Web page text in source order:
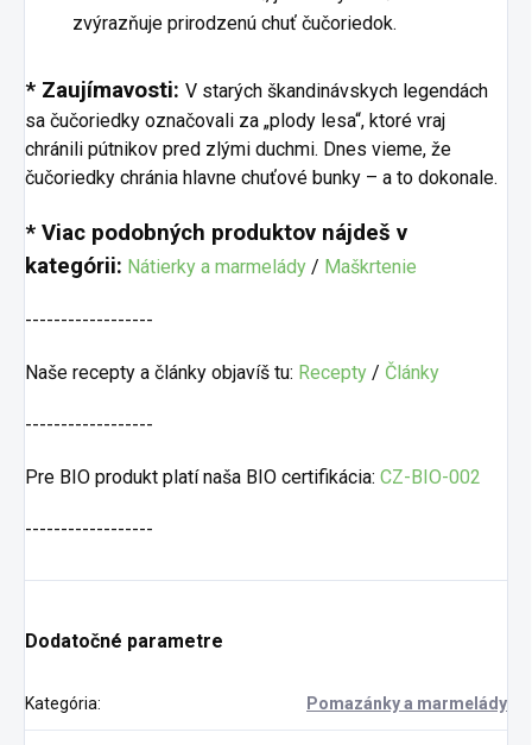
zvýrazňuje prirodzenú chuť čučoriedok.
* Zaujímavosti: V starých škandinávskych legendách
sa čučoriedky označovali za „plody lesa“, ktoré vraj
chránili pútnikov pred zlými duchmi. Dnes vieme, že
čučoriedky chránia hlavne chuťové bunky – a to dokonale.
* Viac podobných produktov nájdeš v
kategórii: Nátierky a marmelády / Maškrtenie
------------------
Naše recepty a články objavíš tu: Recepty / Články
------------------
Pre BIO produkt platí naša BIO certifikácia: CZ-BIO-002
------------------
Dodatočné parametre
Kategória: Pomazánky a marmelády